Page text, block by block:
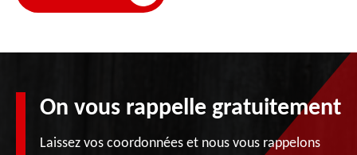
On vous rappelle gratuitement
Laissez vos coordonnées et nous vous rappelons